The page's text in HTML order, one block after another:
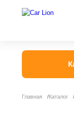
Главная Каталог